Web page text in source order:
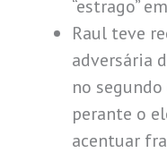
“estrago”
Raul teve
adversária
no
perante o
acentuar